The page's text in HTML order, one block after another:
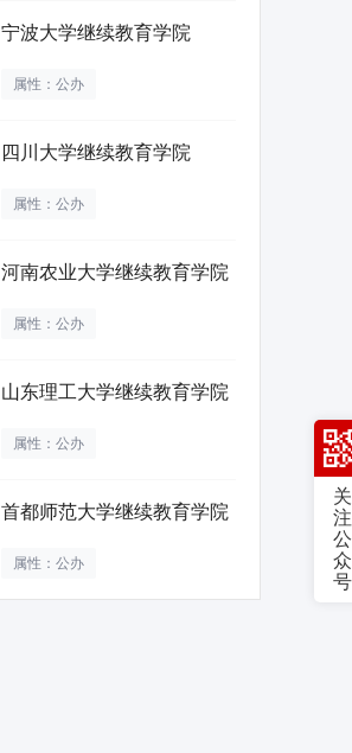
宁波大学继续教育学院
属性：公办
四川大学继续教育学院
属性：公办
河南农业大学继续教育学院
属性：公办
山东理工大学继续教育学院
属性：公办
首都师范大学继续教育学院
属性：公办
关
注
公
众
号